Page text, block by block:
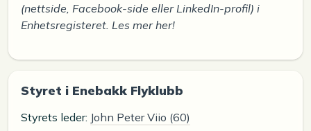
(nettside, Facebook-side eller LinkedIn-profil) i
Enhetsregisteret. Les mer her!
Styret i Enebakk Flyklubb
Styrets leder: John Peter Viio (60)